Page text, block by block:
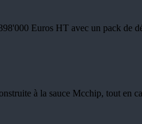
Euros HT avec un pack de
à la sauce Mcchip, tout en